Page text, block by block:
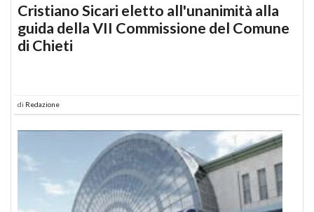
Cristiano Sicari eletto all'unanimità alla
guida della VII Commissione del Comune
di Chieti
di Redazione